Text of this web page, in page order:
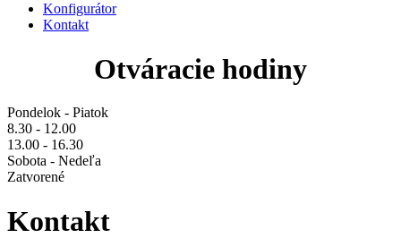
Konfigurátor
Kontakt
Otváracie hodiny
Pondelok - Piatok
8.30 - 12.00
13.00 - 16.30
Sobota - Nedeľa
Zatvorené
Kontakt